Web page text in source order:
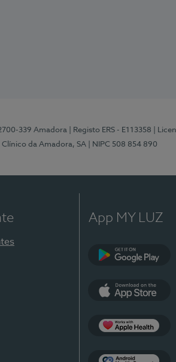
339 Amadora | Registo ERS - E113358 |
Clínico da Amadora, SA
| NIPC 508 854 890
App MY LUZ